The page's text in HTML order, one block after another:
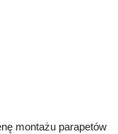
montażu parapetów